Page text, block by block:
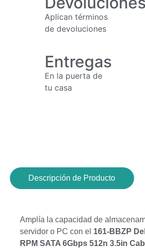
Aplican términos
de devoluciones
Entregas
En la puerta de
tu casa
Descripción de Producto
Amplía la capacidad de
servidor o PC con el 161-BBZP
RPM SATA 6Gbps 512n 3.5in